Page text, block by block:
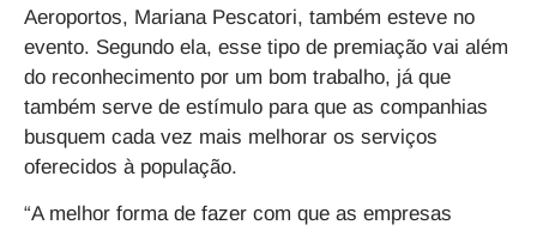
Aeroportos, Mariana Pescatori, também esteve no
evento. Segundo ela, esse tipo de premiação vai além
do reconhecimento por um bom trabalho, já que
também serve de estímulo para que as companhias
busquem cada vez mais melhorar os serviços
oferecidos à população.
“A melhor forma de fazer com que as empresas